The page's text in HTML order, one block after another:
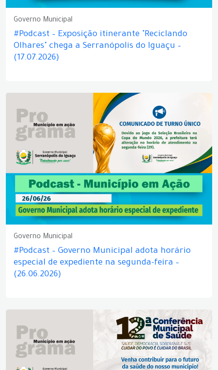
Governo Municipal
#Podcast – Exposição itinerante "Reciclando
Olhares" chega a Serranópolis do Iguaçu –
(17.07.2026)
Governo Municipal
#Podcast – Governo Municipal adota horário
especial de expediente na segunda-feira –
(26.06.2026)